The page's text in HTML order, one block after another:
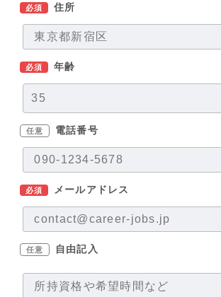
必須 住所
必須 年齢
任意 電話番号
必須 メールアドレス
任意 自由記入